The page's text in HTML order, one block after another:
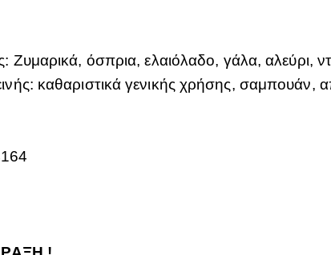
Ζυμαρικά, όσπρια, ελαιόλαδο, γάλα, αλεύρι,
καθαριστικά γενικής χρήσης, σαμπουάν,